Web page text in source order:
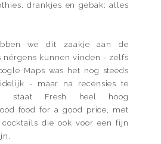
drankjes en gebak: alles
we dit zaakje aan de
nérgens kunnen vinden - zelfs
Maps was het nog steeds
- maar na recensies te
staat Fresh heel hoog
food for a good price, met
die ook voor een fijn